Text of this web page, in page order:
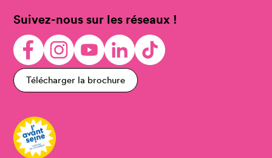
Suivez-nous sur les réseaux !
Télécharger la brochure